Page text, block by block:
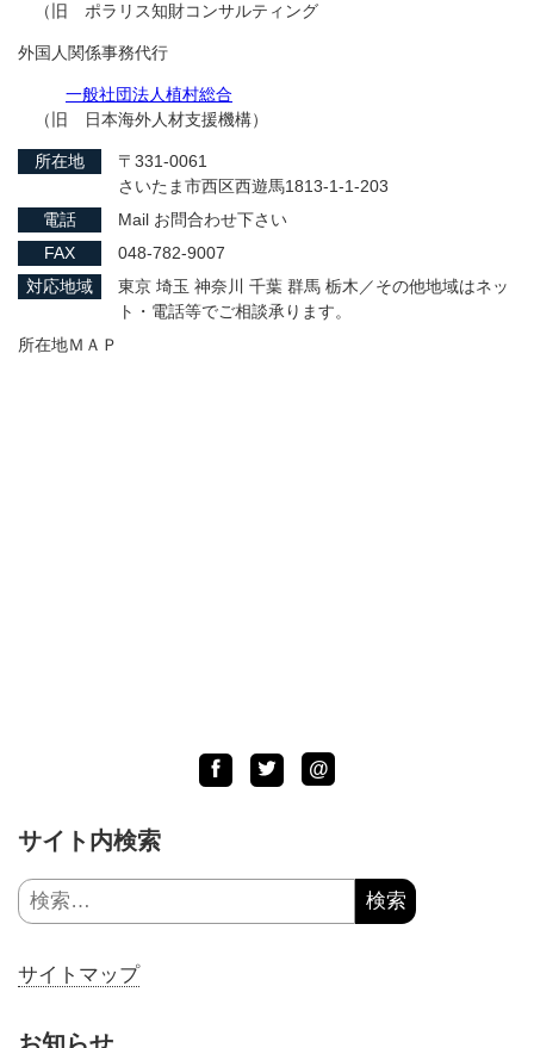
（旧 ポラリス知財コンサルティング
外国人関係事務代行
一般社団法人植村総合
（旧 日本海外人材支援機構）
所在地
〒331-0061
さいたま市西区西遊馬1813-1-1-203
電話
Mail お問合わせ下さい
FAX
048-782-9007
対応地域
東京 埼玉 神奈川 千葉 群馬 栃木／その他地域はネッ
ト・電話等でご相談承ります。
所在地ＭＡＰ
Facebook
TwitterLINE
@
サイト内検索
検
索:
サイトマップ